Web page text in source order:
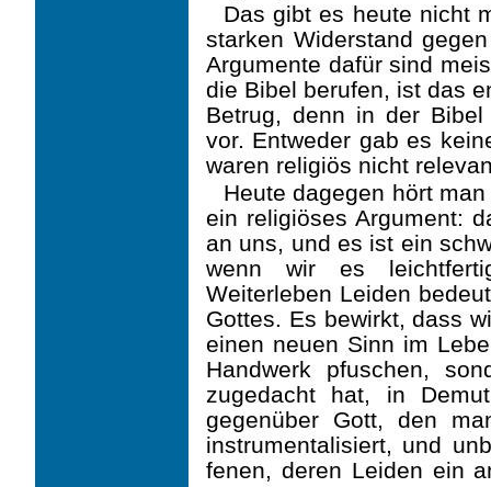
Das gibt es heute nicht
starken Widerstand
Argumente dafür sind
die Bibel berufen, ist das
Betrug, denn in der
vor. Entweder gab es
waren religiös nicht
Heute dagegen hört
ein religiöses Argument:
an uns, und es ist ein
wenn wir es
Weiterleben Leiden
Gottes. Es bewirkt, dass
einen neuen Sinn im
Handwerk pfuschen,
zugedacht hat, in
gegenüber Gott, den
instrumentalisiert, und
fenen, deren Leiden ein